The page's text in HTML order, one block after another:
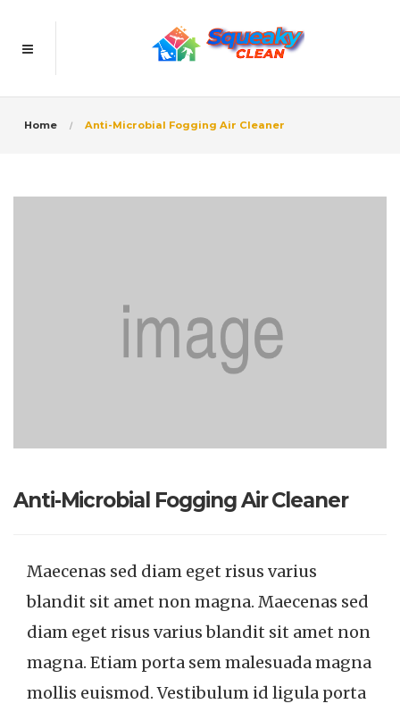
Home Anti-Microbial Fogging Air Cleaner
Anti-Microbial Fogging Air Cleaner
Maecenas sed diam eget risus varius
blandit sit amet non magna. Maecenas sed
diam eget risus varius blandit sit amet non
magna. Etiam porta sem malesuada magna
mollis euismod. Vestibulum id ligula porta